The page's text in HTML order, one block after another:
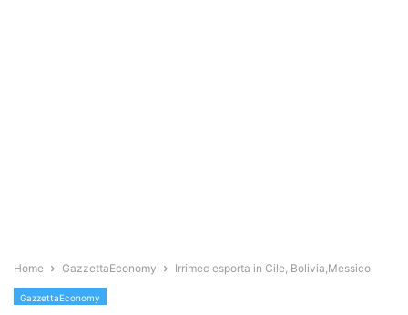
Home GazzettaEconomy Irrimec esporta in Cile, Bolivia,Messico
GazzettaEconomy